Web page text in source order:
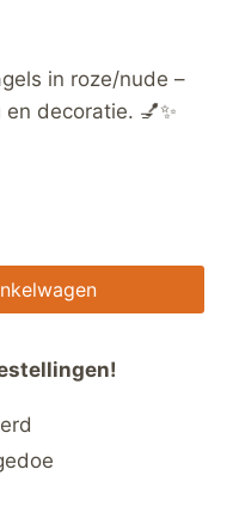
in roze/nude –
decoratie. 💅✨